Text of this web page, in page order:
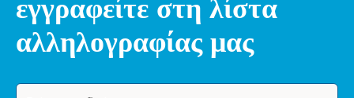
εγγραφείτε στη λίστα
αλληλογραφίας μας